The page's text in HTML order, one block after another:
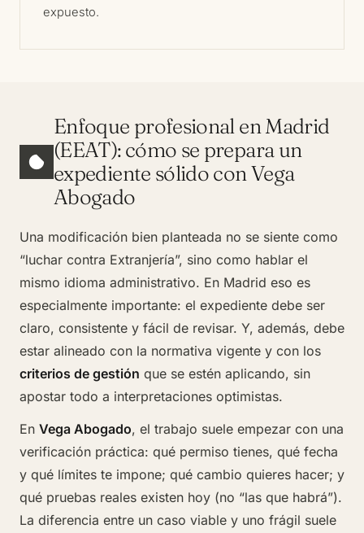
expuesto.
Enfoque profesional en Madrid
(EEAT): cómo se prepara un
expediente sólido con Vega
Abogado
Una modificación bien planteada no se siente como
“luchar contra Extranjería”, sino como hablar el
mismo idioma administrativo. En Madrid eso es
especialmente importante: el expediente debe ser
claro, consistente y fácil de revisar. Y, además, debe
estar alineado con la normativa vigente y con los
criterios de gestión que se estén aplicando, sin
apostar todo a interpretaciones optimistas.
En Vega Abogado, el trabajo suele empezar con una
verificación práctica: qué permiso tienes, qué fecha
y qué límites te impone; qué cambio quieres hacer; y
qué pruebas reales existen hoy (no “las que habrá”).
La diferencia entre un caso viable y uno frágil suele